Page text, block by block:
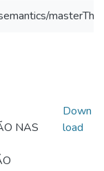
NAS
Down
load